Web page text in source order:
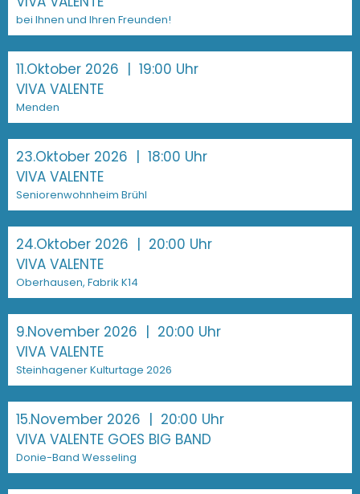
bei Ihnen und Ihren Freunden!
11.Oktober 2026 | 19:00 Uhr
VIVA VALENTE
Menden
23.Oktober 2026 | 18:00 Uhr
VIVA VALENTE
Seniorenwohnheim Brühl
24.Oktober 2026 | 20:00 Uhr
VIVA VALENTE
Oberhausen, Fabrik K14
9.November 2026 | 20:00 Uhr
VIVA VALENTE
Steinhagener Kulturtage 2026
15.November 2026 | 20:00 Uhr
VIVA VALENTE GOES BIG BAND
Donie-Band Wesseling